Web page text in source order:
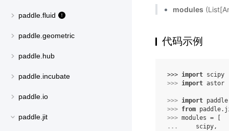
paddle.fluid
paddle.geometric
paddle.hub
paddle.incubate
paddle.io
paddle.jit
modules
代码示例
>>> import scipy
>>> import astor
>>> import paddle
>>> from
>>> modules =
...
scipy,